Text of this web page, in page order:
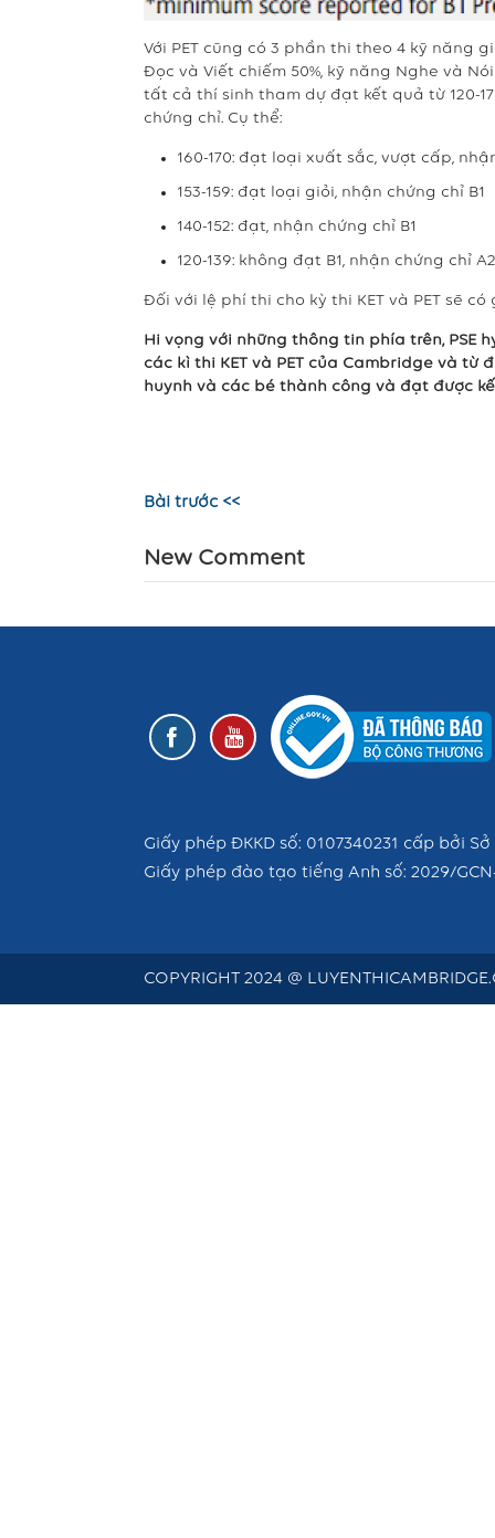
Với PET cũng có 3 phần thi theo 4 kỹ năng
Đọc và Viết chiếm 50%, kỹ năng Nghe và
tất cả thí sinh tham dự đạt kết quả từ 120-
chứng chỉ. Cụ thể:
160-170: đạt loại xuất sắc, vượt cấp,
153-159: đạt loại giỏi, nhận chứng chỉ B1
140-152: đạt, nhận chứng chỉ B1
120-139: không đạt B1, nhận chứng chỉ A2
Đối với lệ phí thi cho kỳ thi KET và PET sẽ có
Hi vọng với những thông tin phía trên, PSE
các kì thi KET và PET của Cambridge và từ
huynh và các bé thành công và đạt được
Bài trước <<
New Comment
Giấy phép ĐKKD số: 0107340231 cấp bởi
Giấy phép đào tạo tiếng Anh số: 2029/
COPYRIGHT 2024 @